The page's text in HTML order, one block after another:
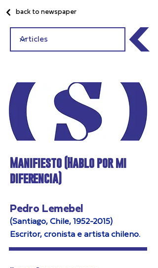
back to newspaper
Manifiesto (Hablo por mi
diferencia)
Pedro Lemebel
(Santiago, Chile, 1952-2015)
Escritor, cronista e artista chileno.